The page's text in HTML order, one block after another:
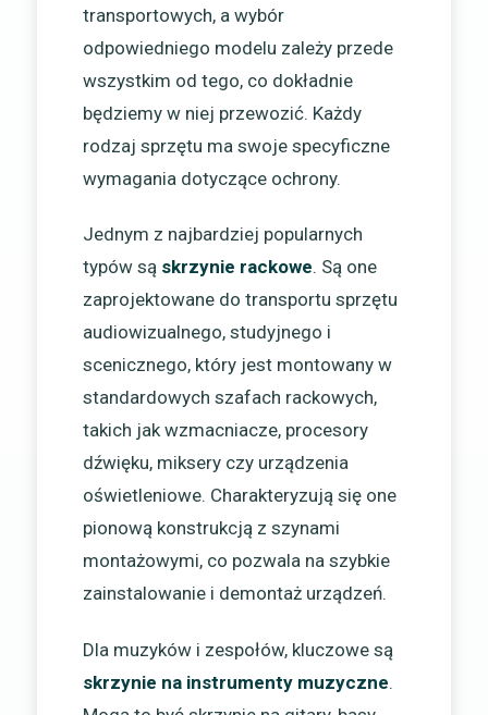
transportowych, a wybór
odpowiedniego modelu zależy przede
wszystkim od tego, co dokładnie
będziemy w niej przewozić. Każdy
rodzaj sprzętu ma swoje specyficzne
wymagania dotyczące ochrony.
Jednym z najbardziej popularnych
typów są skrzynie rackowe. Są one
zaprojektowane do transportu sprzętu
audiowizualnego, studyjnego i
scenicznego, który jest montowany w
standardowych szafach rackowych,
takich jak wzmacniacze, procesory
dźwięku, miksery czy urządzenia
oświetleniowe. Charakteryzują się one
pionową konstrukcją z szynami
montażowymi, co pozwala na szybkie
zainstalowanie i demontaż urządzeń.
Dla muzyków i zespołów, kluczowe są
skrzynie na instrumenty muzyczne.